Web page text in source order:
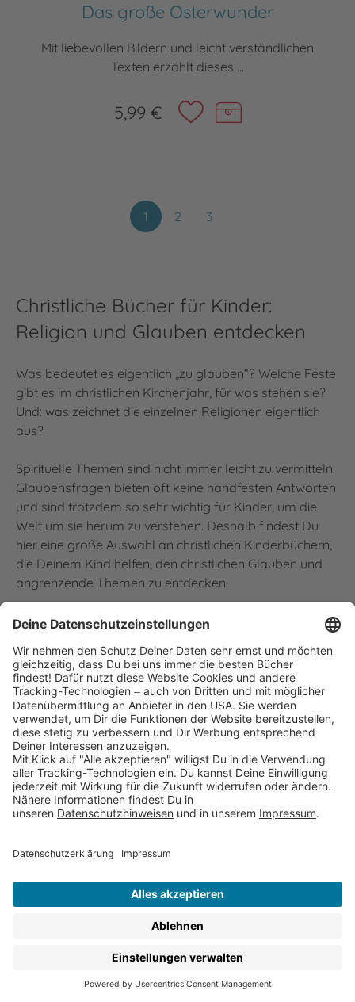
Das große Osterwunder
Mit liebevollen Bildern und leicht verständlichen
Texten erzählt dieses ...
5,99 €
1 2 3
Christliche Bücher für Kinder:
Religion und Glauben entdecken
Was bedeutet es eigentlich „zu glauben“? Welche Feste
gibt es im christlichen Kirchenjahr, für was stehen sie?
Und: was zeichnet die einzelnen Religionen eigentlich
aus?
Spirituelle Themen sind nicht immer leicht zu vermitteln.
Glaubensfragen bieten oft keine handfesten Antworten
und sind trotzdem so sehr wichtig für Kinder, um die
Welt um sie herum zu verstehen. Deshalb findest Du
hier eine große Auswahl an christlichen Kinderbüchern,
die Deinem Kind helfen, den christlichen Glauben und
angrenzende Themen zu entdecken.
Auf diesen Seiten kannst Du zum Beispiel nach
Abendgebete, oder Gute-Nacht-Gebete stöbern.
Gemeinsames Beten mit Kindern stärkt das
Zusammenhörigkeitsgefühl und ist immer ein schönes
Ritual.
Außerdem gibt es hier natürlich auch Kinderbibeln,
Bibelgeschichten und christliche Kurzgeschichten für
Kinder.
Gerade zum ThemaWeihnachtenkannst Du viele
24 Engel für die Weihnachtszeit – für jeden Tag im
Advent eine Geschichte
Die Weihnachtsgeschichte
In einer kalten Winternacht – die Legende von